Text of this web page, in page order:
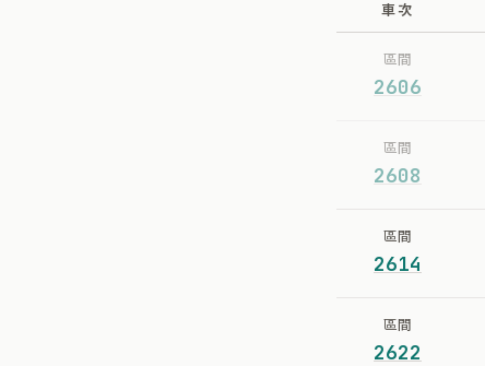
車次
區間
2606
區間
2608
區間
2614
區間
2622